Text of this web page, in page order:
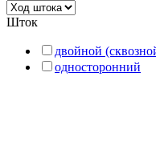
Шток
двойной
односторонний